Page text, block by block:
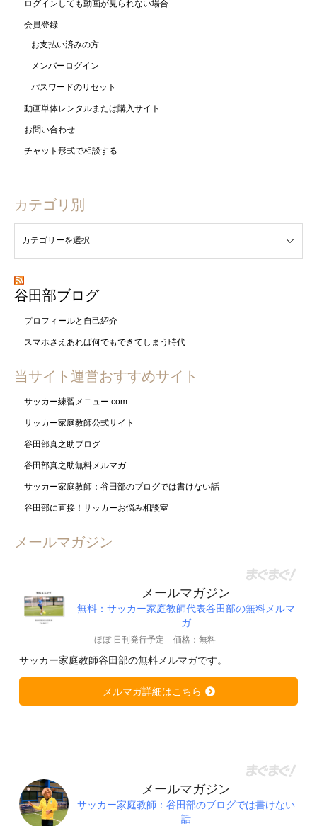
ログインしても動画が見られない場合
会員登録
お支払い済みの方
メンバーログイン
パスワードのリセット
動画単体レンタルまたは購入サイト
お問い合わせ
チャット形式で相談する
カテゴリ別
谷田部ブログ
プロフィールと自己紹介
スマホさえあれば何でもできてしまう時代
当サイト運営おすすめサイト
サッカー練習メニュー.com
サッカー家庭教師公式サイト
谷田部真之助ブログ
谷田部真之助無料メルマガ
サッカー家庭教師：谷田部のブログでは書けない話
谷田部に直接！サッカーお悩み相談室
メールマガジン
メールマガジン
無料：サッカー家庭教師代表谷田部の無料メルマ
ガ
ほぼ 日刊発行予定 価格：無料
サッカー家庭教師谷田部の無料メルマガです。
メルマガ詳細はこちら
メールマガジン
サッカー家庭教師：谷田部のブログでは書けない
話